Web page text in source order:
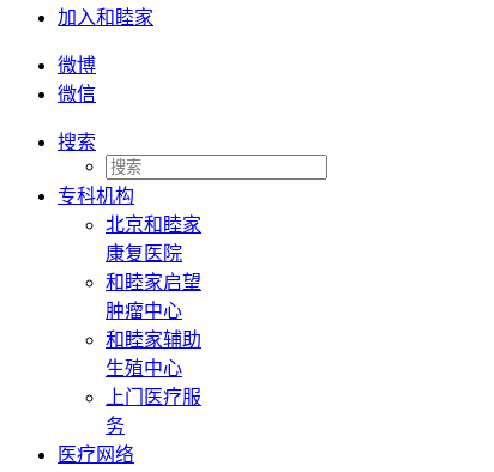
加入和睦家
微博
微信
搜索
专科机构
北京和睦家
康复医院
和睦家启望
肿瘤中心
和睦家辅助
生殖中心
上门医疗服
务
医疗网络